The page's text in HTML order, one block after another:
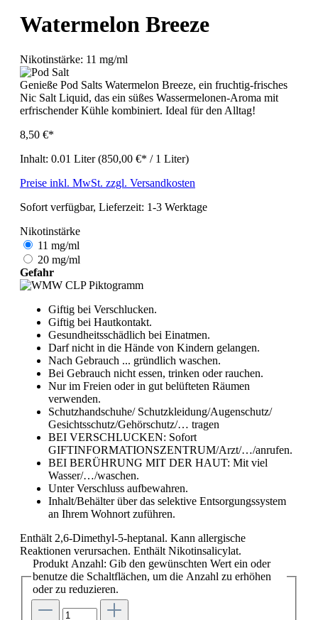
Watermelon Breeze
Nikotinstärke: 11 mg/ml
Genieße Pod Salts Watermelon Breeze, ein fruchtig-frisches
Nic Salt Liquid, das ein süßes Wassermelonen-Aroma mit
erfrischender Kühle kombiniert. Ideal für den Alltag!
8,50 €*
Inhalt: 0.01 Liter(850,00 €* / 1 Liter)
Preise inkl. MwSt. zzgl. Versandkosten
Sofort verfügbar, Lieferzeit: 1-3 Werktage
Nikotinstärke
11 mg/ml
20 mg/ml
Gefahr
Giftig bei Verschlucken.
Giftig bei Hautkontakt.
Gesundheitsschädlich bei Einatmen.
Darf nicht in die Hände von Kindern gelangen.
Nach Gebrauch ... gründlich waschen.
Bei Gebrauch nicht essen, trinken oder rauchen.
Nur im Freien oder in gut belüfteten Räumen
verwenden.
Schutzhandschuhe/ Schutzkleidung/Augenschutz/
Gesichtsschutz/Gehörschutz/… tragen
BEI VERSCHLUCKEN: Sofort
GIFTINFORMATIONSZENTRUM/Arzt/…/anrufen.
BEI BERÜHRUNG MIT DER HAUT: Mit viel
Wasser/…/waschen.
Unter Verschluss aufbewahren.
Inhalt/Behälter über das selektive Entsorgungssystem
an Ihrem Wohnort zuführen.
Enthält 2,6-Dimethyl-5-heptanal. Kann allergische
Reaktionen verursachen. Enthält Nikotinsalicylat.
Produkt Anzahl: Gib den gewünschten Wert ein oder
benutze die Schaltflächen, um die Anzahl zu erhöhen
oder zu reduzieren.